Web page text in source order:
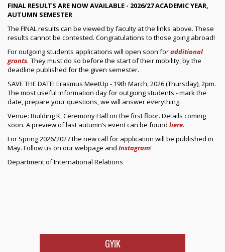
FINAL RESULTS ARE NOW AVAILABLE - 2026/27 ACADEMIC YEAR,
AUTUMN SEMESTER
The FINAL results can be viewed by faculty at the links above. These
results cannot be contested. Congratulations to those going abroad!
For outgoing students applications will open soon foradditional
grants. They must do so before the start of their mobility, by the
deadline published for the given semester.
SAVE THE DATE! Erasmus MeetUp - 19th March, 2026 (Thursday), 2pm.
The most useful information day for outgoing students - mark the
date, prepare your questions, we will answer everything.
Venue: Building K, Ceremony Hall on the first floor. Details coming
soon. A preview of last autumn’s event can be found here.
For Spring 2026/2027 the new call for application will be published in
May. Follow us on our webpage and Instagram!
Department of International Relations
GYIK